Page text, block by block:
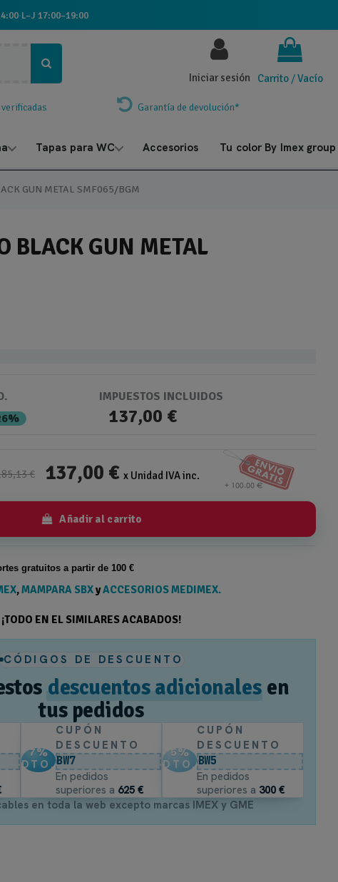
·L–J 17:00–19:00
Carrito /Vacío
Iniciar sesión
Garantía de devolución*
Tapas para WC Accesorios Tu color By Imex group
GUN METAL SMF065/BGM
BLACK GUN METAL
IMPUESTOS INCLUIDOS
137,00 €
€ 137,00 € x Unidad IVA inc.
Añadir al carrito
gratuitos a partir de 100 €
,MAMPARA SBXyACCESORIOS MEDIMEX.
¡TODO EN EL SIMILARES ACABADOS!
CÓDIGOS DE DESCUENTO
descuentos adicionales en
tus pedidos
7%
DTO.
CUPÓN
DESCUENTO
BW7
En pedidos
superiores a 625 €
5%
DTO.
CUPÓN
DESCUENTO
BW5
En pedidos
superiores a 300 €
en toda la web excepto marcas IMEX y GME